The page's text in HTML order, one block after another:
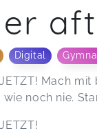
Digital
Mach
noch nie.